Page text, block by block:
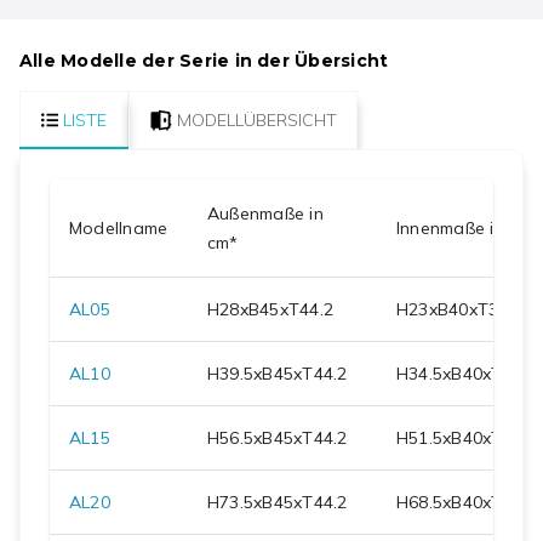
Alle Modelle der Serie in der Übersicht
LISTE MODELLÜBERSICHT
Modellname
Außenmaße in
cm*
Innenmaße in cm
AL05 H28xB45xT44.2 H23xB40xT31
AL10 H39.5xB45xT44.2 H34.5xB40xT
AL15 H56.5xB45xT44.2 H51.5xB40xT
AL20 H73.5xB45xT44.2 H68.5xB40xT